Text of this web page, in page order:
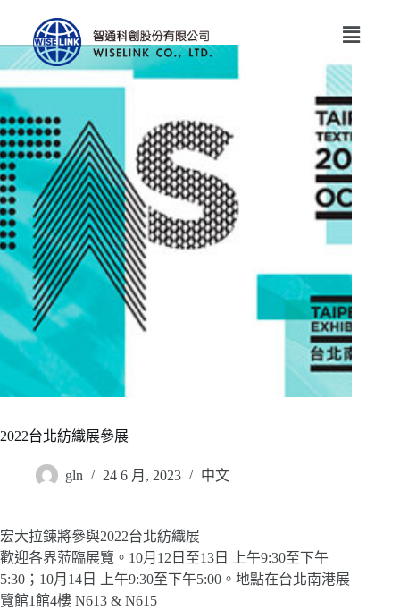
2022台北紡織展參展
gln 24 6 月, 2023 中文
宏大拉鍊將參與2022台北紡織展
歡迎各界蒞臨展覽。10月12日至13日 上午9:30至下午
5:30；10月14日 上午9:30至下午5:00。地點在台北南港展
覽館1館4樓 N613 & N615